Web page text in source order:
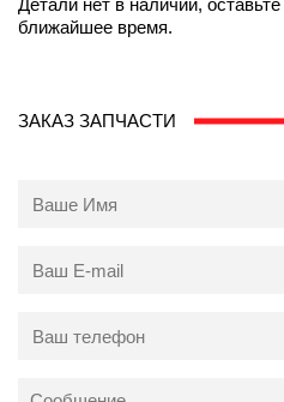
Детали нет в наличии,
ближайшее время.
ЗАКАЗ ЗАПЧАСТИ